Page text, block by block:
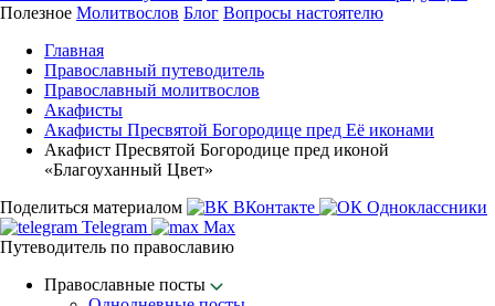
Полезное Молитвослов Блог Вопросы настоятелю
Главная
Православный путеводитель
Православный молитвослов
Акафисты
Акафисты Пресвятой Богородице пред Её иконами
Акафист Пресвятой Богородице пред иконой
«Благоуханный Цвет»
Поделиться материалом
ВКонтакте
Одноклассники
Telegram
Max
Путеводитель по православию
Православные посты